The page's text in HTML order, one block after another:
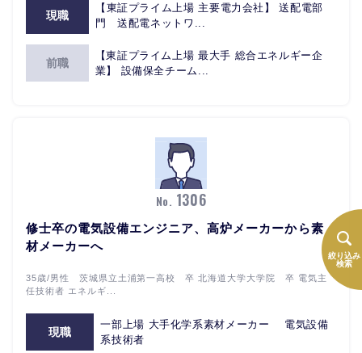
絞り込み
検索
現職
【東証プライム上場 主要電力会社】 送配電部
門 送配電ネットワ...
前職
【東証プライム上場 最大手 総合エネルギー企
業】 設備保全チーム...
No. 1306
修士卒の電気設備エンジニア、高炉メーカーから素
材メーカーへ
35歳/男性 茨城県立土浦第一高校 卒 北海道大学大学院 卒 電気主
任技術者 エネルギ...
現職
一部上場 大手化学系素材メーカー 電気設備
系技術者